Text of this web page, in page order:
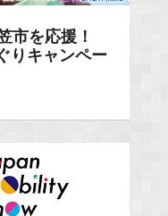
市を応援！
りキャンペー